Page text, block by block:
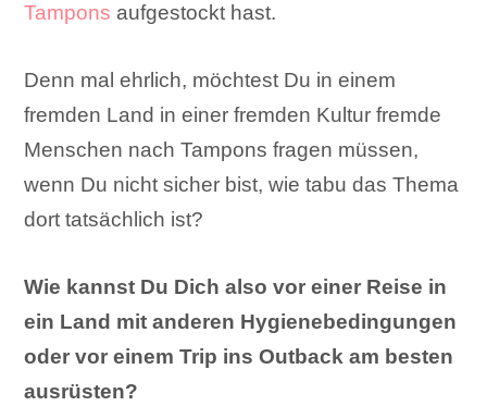
Tampons aufgestockt hast.
Denn mal ehrlich, möchtest Du in einem
fremden Land in einer fremden Kultur fremde
Menschen nach Tampons fragen müssen,
wenn Du nicht sicher bist, wie tabu das Thema
dort tatsächlich ist?
Wie kannst Du Dich also vor einer Reise in
ein Land mit anderen Hygienebedingungen
oder vor einem Trip ins Outback am besten
ausrüsten?